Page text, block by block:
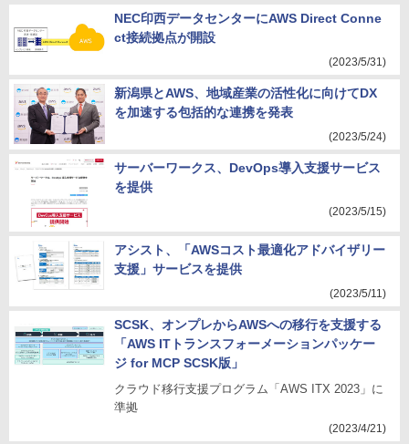
NEC印西データセンターにAWS Direct Conne
ct接続拠点が開設
(2023/5/31)
新潟県とAWS、地域産業の活性化に向けてDX
を加速する包括的な連携を発表
(2023/5/24)
サーバーワークス、DevOps導入支援サービス
を提供
(2023/5/15)
アシスト、「AWSコスト最適化アドバイザリー
支援」サービスを提供
(2023/5/11)
SCSK、オンプレからAWSへの移行を支援する
「AWS ITトランスフォーメーションパッケー
ジ for MCP SCSK版」
クラウド移行支援プログラム「AWS ITX 2023」に
準拠
(2023/4/21)